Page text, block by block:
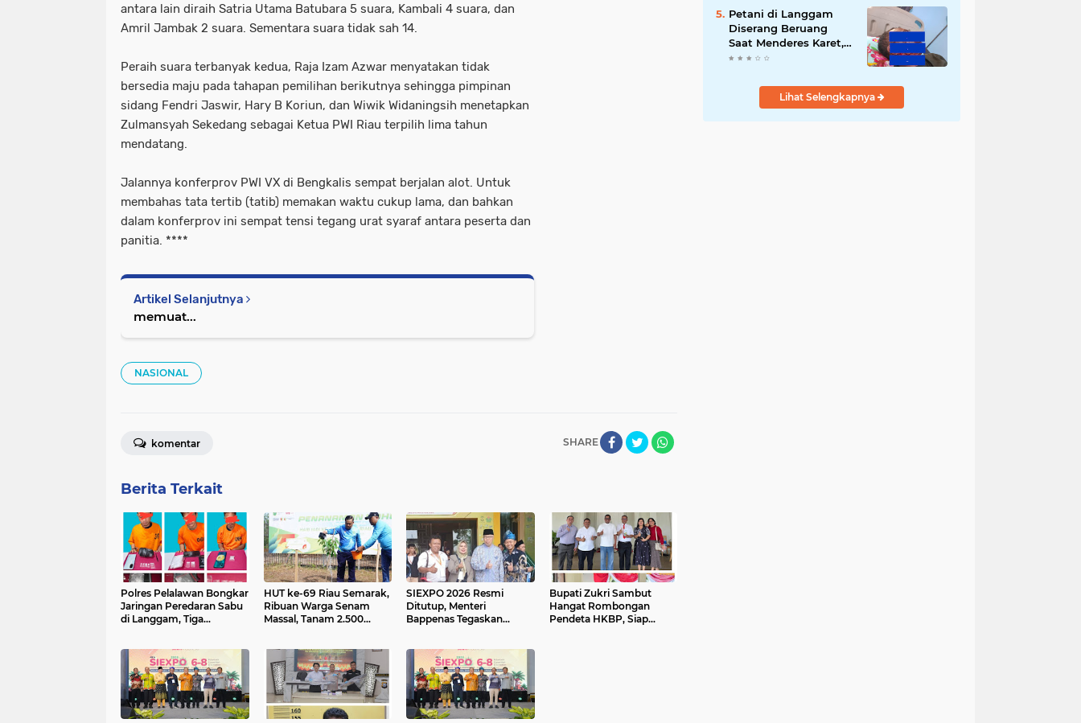
antara lain diraih Satria Utama Batubara 5 suara, Kambali 4 suara, dan
Amril Jambak 2 suara. Sementara suara tidak sah 14.
Peraih suara terbanyak kedua, Raja Izam Azwar menyatakan tidak
bersedia maju pada tahapan pemilihan berikutnya sehingga pimpinan
sidang Fendri Jaswir, Hary B Koriun, dan Wiwik Widaningsih menetapkan
Zulmansyah Sekedang sebagai Ketua PWI Riau terpilih lima tahun
mendatang.
Jalannya konferprov PWI VX di Bengkalis sempat berjalan alot. Untuk
membahas tata tertib (tatib) memakan waktu cukup lama, dan bahkan
dalam konferprov ini sempat tensi tegang urat syaraf antara peserta dan
panitia. ****
Artikel Selanjutnya
memuat...
NASIONAL
SHARE
komentar
Berita Terkait
Polres Pelalawan Bongkar
Jaringan Peredaran Sabu
di Langgam, Tiga
HUT ke-69 Riau Semarak,
Ribuan Warga Senam
Massal, Tanam 2.500
SIEXPO 2026 Resmi
Ditutup, Menteri
Bappenas Tegaskan
Nasional
Bupati Zukri Sambut
Hangat Rombongan
Pendeta HKBP, Siap
Ringan
Petani di Langgam
Diserang Beruang
Saat Menderes Karet,
BBKSDA Riau
Lihat Selengkapnya